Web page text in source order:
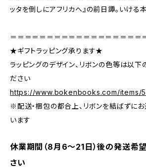
ッタを倒しにアフリカへ』の前日譚。いける
＝＝＝＝＝＝＝＝＝＝＝＝＝＝＝＝＝＝
★ギフトラッピング承ります★
ラッピングのデザイン、リボンの色等は以下
ださい
https://www.bokenbooks.com/items/
※配送・梱包の都合上、リボンを結ばずに
います
休業期間（8月6〜21日）後の発送希
さい